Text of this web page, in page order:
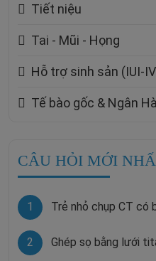
Tiết niệu
Tai - Mũi - Họng
Hỗ trợ sinh sản (IUI-
Tế bào gốc & Ngân
CÂU HỎI MỚI
1 Trẻ nhỏ chụp CT có
2 Ghép sọ bằng lưới